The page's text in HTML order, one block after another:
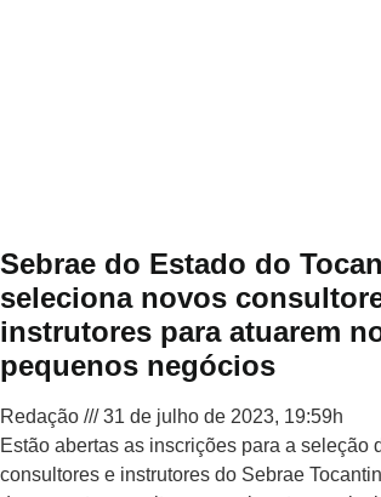
Sebrae do Estado do
seleciona novos
instrutores para atuarem
pequenos negócios
Redação
31 de julho de 2023, 19:59h
Estão abertas as inscrições para a seleção
consultores e instrutores do Sebrae